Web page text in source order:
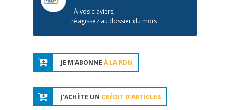
À vos claviers,
réagissez au dossier du mois
JE M'ABONNE À LA RDN
J'ACHÈTE UN CRÉDIT D'ARTICLES